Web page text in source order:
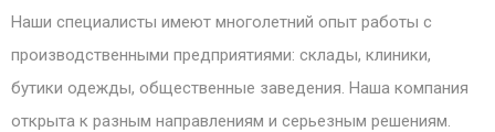
Наши специалисты имеют многолетний опыт работы с
производственными предприятиями: склады, клиники,
бутики одежды, общественные заведения. Наша компания
открыта к разным направлениям и серьезным решениям.